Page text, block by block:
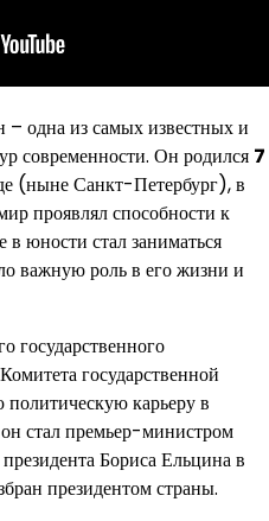
одна из самых известных и
современности. Он родился 7
(ныне Санкт-Петербург), в
проявлял способности к
юности стал заниматься
важную роль в его жизни и
государственного
государственной
карьеру в
стал премьер-министром
Бориса Ельцина в
президентом страны.